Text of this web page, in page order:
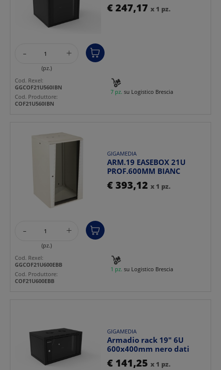
€ 247,17 x 1 pz.
- +
(pz.)
7 pz. su Logistico Brescia
Cod. Rexel:
GGCOF21U560IBN
Cod. Produttore:
COF21U560IBN
GIGAMEDIA
ARM.19 EASEBOX 21U
PROF.600MM BIANC
€ 393,12 x 1 pz.
- +
(pz.)
1 pz. su Logistico Brescia
Cod. Rexel:
GGCOF21U600EBB
Cod. Produttore:
COF21U600EBB
GIGAMEDIA
Armadio rack 19" 6U
600x400mm nero dati
€ 141,25 x 1 pz.